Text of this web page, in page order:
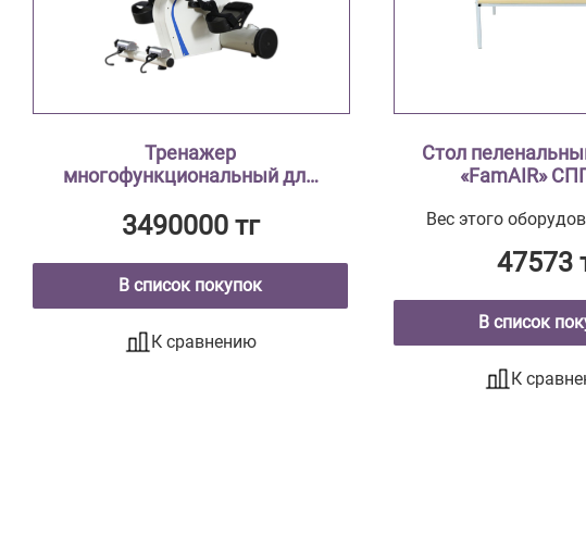
Тренажер
многофункциональный для
конечностей с
«FamAIR» TVL-0001
3490000 тг
В список покупок
К сравнению
Стол
«FamAIR»
Вес этого
47573
В список
К